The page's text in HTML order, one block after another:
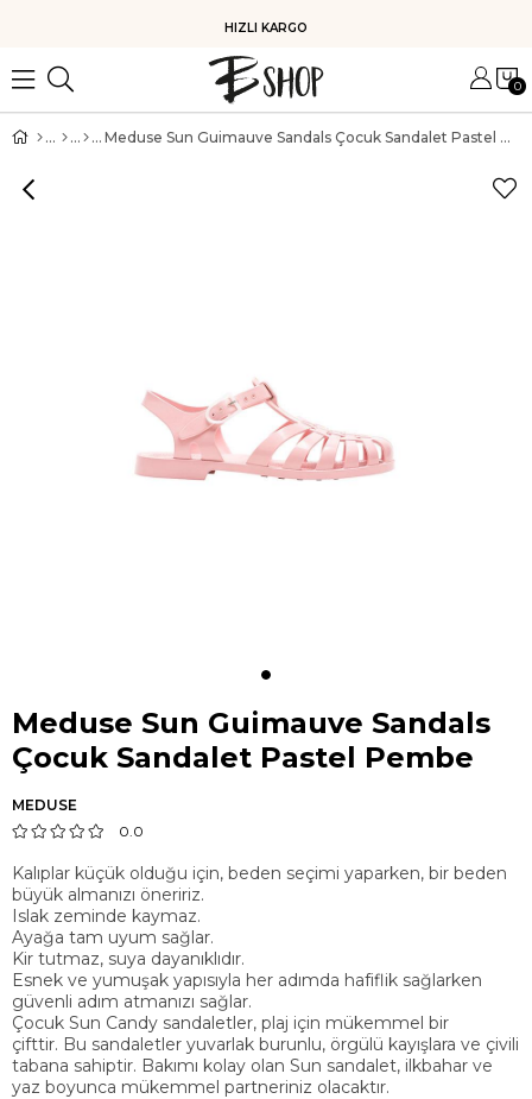
HIZLI KARGO
0
Meduse Sun Guimauve Sandals Çocuk Sandalet Pastel Pembe
Meduse Sun Guimauve Sandals
Çocuk Sandalet Pastel Pembe
MEDUSE
0.0
Kalıplar küçük olduğu için, beden seçimi yaparken, bir beden
büyük almanızı öneririz.
Islak zeminde kaymaz.
Ayağa tam uyum sağlar.
Kir tutmaz, suya dayanıklıdır.
Esnek ve yumuşak yapısıyla her adımda hafiflik sağlarken
güvenli adım atmanızı sağlar.
Çocuk Sun Candy sandaletler, plaj için mükemmel bir
çifttir. Bu sandaletler yuvarlak burunlu, örgülü kayışlara ve çivili
tabana sahiptir. Bakımı kolay olan Sun sandalet, ilkbahar ve
yaz boyunca mükemmel partneriniz olacaktır.